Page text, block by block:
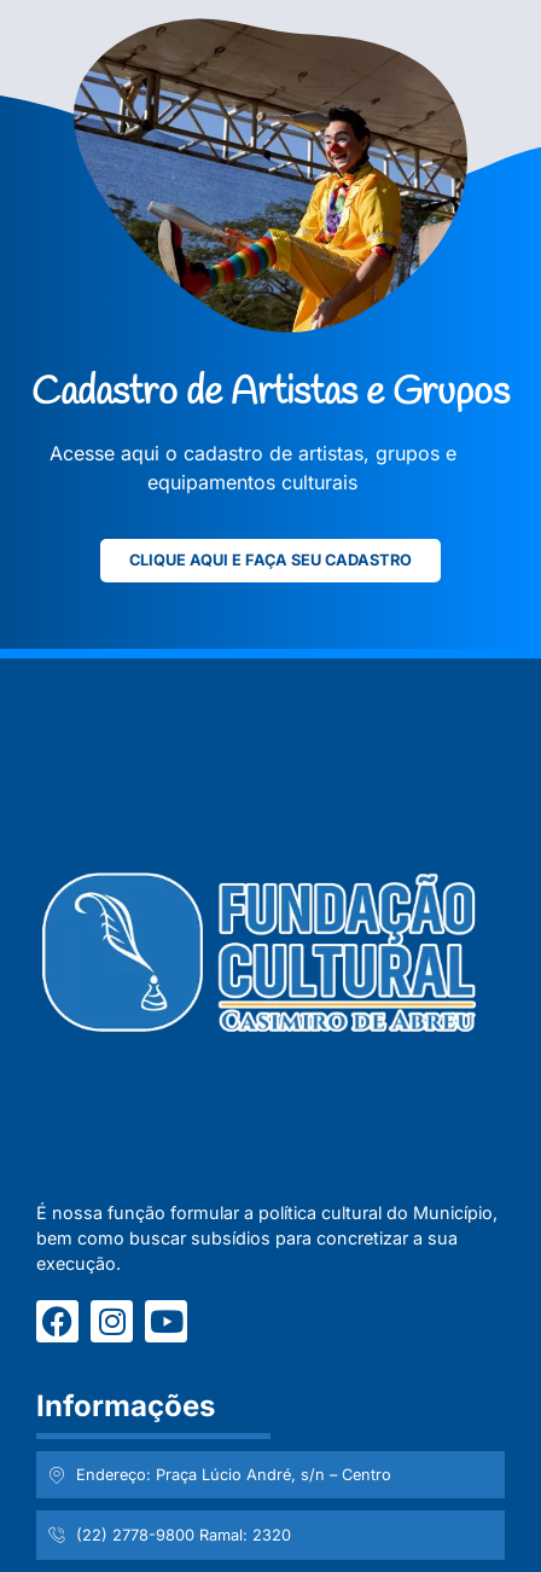
Cadastro de Artistas e Grupos
Acesse aqui o cadastro de artistas, grupos e
equipamentos culturais
CLIQUE AQUI E FAÇA SEU CADASTRO
É nossa função formular a política cultural do Município,
bem como buscar subsídios para concretizar a sua
execução.
Informações
Endereço: Praça Lúcio André, s/n – Centro
(22) 2778-9800 Ramal: 2320